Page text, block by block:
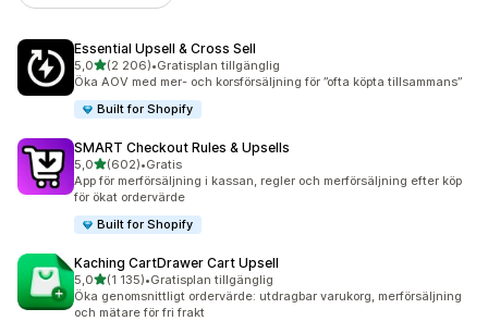
Essential Upsell & Cross Sell
5,0av 5 stjärnor
(2 206)
2206 recensioner totalt
•Gratisplan tillgänglig
Öka AOV med mer- och korsförsäljning för ”ofta köpta tillsammans”
Built for Shopify
SMART Checkout Rules & Upsells
5,0av 5 stjärnor
(602)
602 recensioner totalt
•Gratis
App för merförsäljning i kassan, regler och merförsäljning efter köp
för ökat ordervärde
Built for Shopify
Kaching CartDrawer Cart Upsell
5,0av 5 stjärnor
(1 135)
1135 recensioner totalt
•Gratisplan tillgänglig
Öka genomsnittligt ordervärde: utdragbar varukorg, merförsäljning
och mätare för fri frakt